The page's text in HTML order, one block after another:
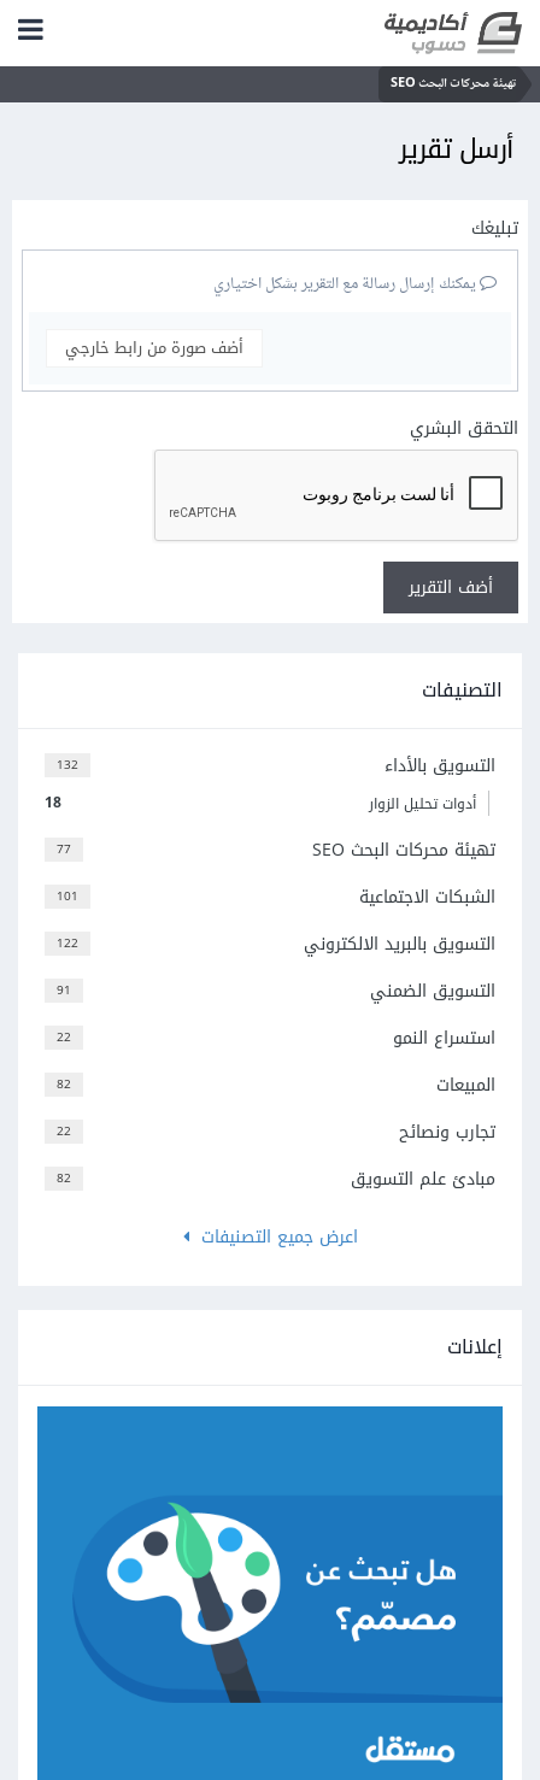
تهيئة محركات البحث SEO
أرسل تقرير
تبليغك
يمكنك إرسال رسالة مع التقرير بشكل اختياري
أضف صورة من رابط خارجي
التحقق البشري
أضف التقرير
التصنيفات
132 التسويق بالأداء
18 أدوات تحليل الزوار
77 تهيئة محركات البحث SEO
101 الشبكات الاجتماعية
122 التسويق بالبريد الالكتروني
91 التسويق الضمني
22 استسراع النمو
82 المبيعات
22 تجارب ونصائح
82
مبادئ علم التسويق
اعرض جميع التصنيفات
إعلانات